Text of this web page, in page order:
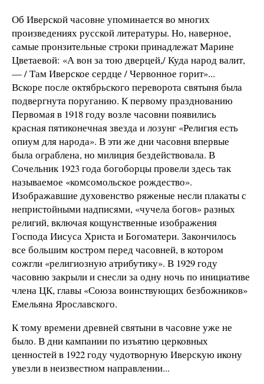
Об Иверской часовне упоминается во многих
произведениях русской литературы. Но, наверное,
самые пронзительные строки принадлежат Марине
Цветаевой: «А вон за тою дверцей,/ Куда народ валит,
— / Там Иверское сердце / Червонное горит»...
Вскоре после октябрьского переворота святыня была
подвергнута поруганию. К первому празднованию
Первомая в 1918 году возле часовни появились
красная пятиконечная звезда и лозунг «Религия есть
опиум для народа». В эти же дни часовня впервые
была ограблена, но милиция бездействовала. В
Сочельник 1923 года богоборцы провели здесь так
называемое «комсомольское рождество».
Изображавшие духовенство ряженые несли плакаты с
непристойными надписями, «чучела богов» разных
религий, включая кощунственные изображения
Господа Иисуса Христа и Богоматери. Закончилось
все большим костром перед часовней, в котором
сожгли «религиозную атрибутику». В 1929 году
часовню закрыли и снесли за одну ночь по инициативе
члена ЦК, главы «Союза воинствующих безбожников»
Емельяна Ярославского.
К тому времени древней святыни в часовне уже не
было. В дни кампании по изъятию церковных
ценностей в 1922 году чудотворную Иверскую икону
увезли в неизвестном направлении...